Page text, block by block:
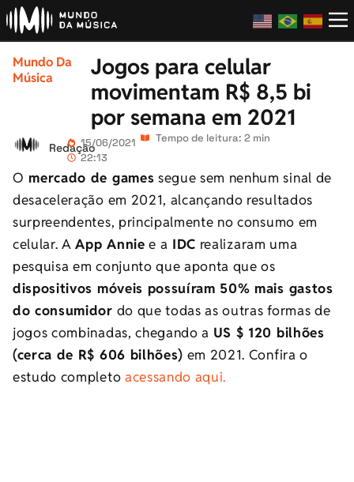
Mundo Da
Música
Jogos para celular
movimentam R$ 8,5 bi
por semana em 2021
Redação15/06/2021
22:13
Tempo de leitura: 2 min
O mercado de games segue sem nenhum sinal de
desaceleração em 2021, alcançando resultados
surpreendentes, principalmente no consumo em
celular. AApp Annie e a IDC realizaram uma
pesquisa em conjunto que aponta que os
dispositivos móveis possuíram 50% mais gastos
do consumidor do que todas as outras formas de
jogos combinadas, chegando a US $ 120 bilhões
(cerca de R$ 606 bilhões) em 2021. Confira o
estudo completo acessando aqui.